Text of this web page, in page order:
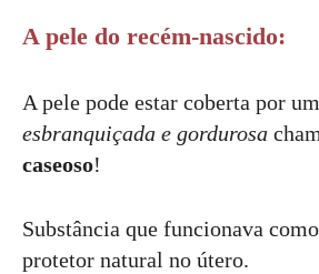
A pele do recém-nascido:
A pele pode estar coberta por
esbranquiçada e gordurosa
caseoso!
Substância que funcionava
protetor natural no útero.